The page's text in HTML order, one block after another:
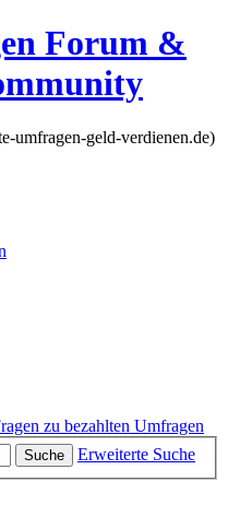
Forum &
umfragen-geld-verdienen.de)
zu bezahlten Umfragen
Suche
Erweiterte Suche